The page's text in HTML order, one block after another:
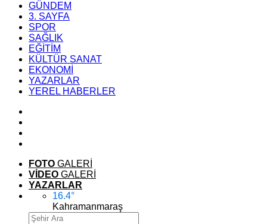
GÜNDEM
3. SAYFA
SPOR
SAĞLIK
EĞİTİM
KÜLTÜR SANAT
EKONOMİ
YAZARLAR
YEREL HABERLER
FOTO GALERİ
VİDEO GALERİ
YAZARLAR
16.4°
Kahramanmaraş